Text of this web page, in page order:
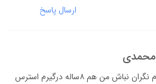
ارسال پاسخ
محمدی
سلام نگران نباش من هم ۸ساله درگیرم استرس